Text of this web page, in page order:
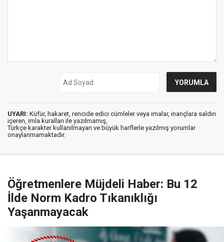
UYARI: Küfür, hakaret, rencide edici cümleler veya imalar, inançlara saldırı
içeren, imla kuralları ile yazılmamış,
Türkçe karakter kullanılmayan ve büyük harflerle yazılmış yorumlar
onaylanmamaktadır.
Öğretmenlere Müjdeli Haber: Bu 12
İlde Norm Kadro Tıkanıklığı
Yaşanmayacak